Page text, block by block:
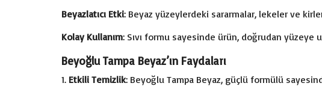
Beyazlatıcı Etki: Beyaz yüzeylerdeki sararmalar, lekeler ve
Kolay Kullanım: Sıvı formu sayesinde ürün, doğrudan yüzeye
Beyoğlu Tampa Beyaz’ın Faydaları
Etkili Temizlik: Beyoğlu Tampa Beyaz, güçlü formülü